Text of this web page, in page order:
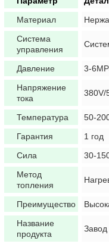
Материал
Система
управления
Давление
3-
Напряжение
тока
380V/
Температура
50-
Гарантия
1 год
Сила
30-
Метод
топления
Преимущество
Название
продукта